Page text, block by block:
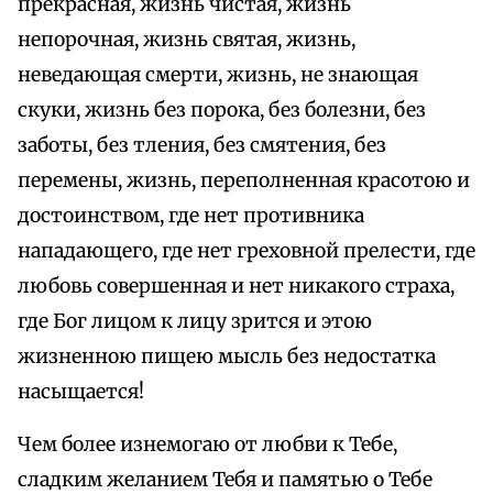
непорочная, жизнь святая, жизнь,
неведающая смерти, жизнь, не знающая
скуки, жизнь без порока, без болезни, без
заботы, без тления, без смятения, без
перемены, жизнь, переполненная красотою и
достоинством, где нет противника
нападающего, где нет греховной прелести, где
любовь совершенная и нет никакого страха,
где Бог лицом к лицу зрится и этою
жизненною пищею мысль без недостатка
насыщается!
Чем более изнемогаю от любви к Тебе,
сладким желанием Тебя и памятью о Тебе